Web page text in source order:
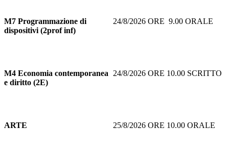
M7 Programmazione di
dispositivi (2prof inf)
24/8/2026 ORE 9.00 ORALE
M4 Economia contemporanea
e diritto (2E)
24/8/2026 ORE 10.00 SCRITTO
ARTE 25/8/2026 ORE 10.00 ORALE